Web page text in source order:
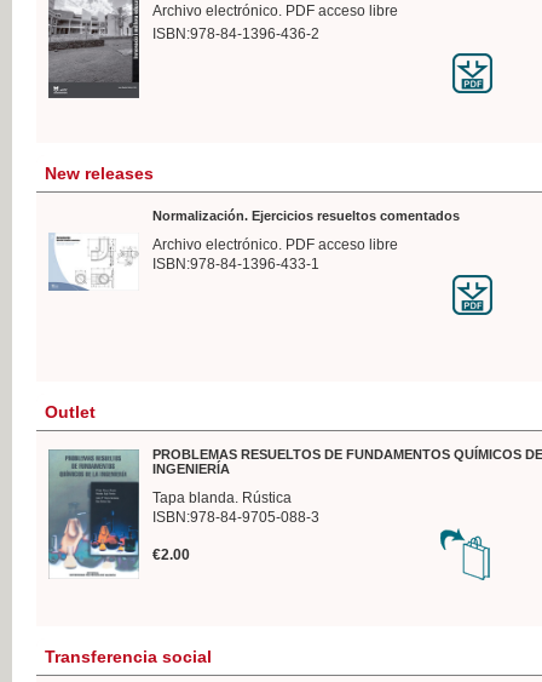
Archivo electrónico. PDF acceso libre
ISBN:978-84-1396-436-2
New releases
Normalización. Ejercicios resueltos comentados
Archivo electrónico. PDF acceso libre
ISBN:978-84-1396-433-1
Outlet
PROBLEMAS RESUELTOS DE FUNDAMENTOS QUÍMICOS
INGENIERÍA
Tapa blanda. Rústica
ISBN:978-84-9705-088-3
€2.00
Transferencia social